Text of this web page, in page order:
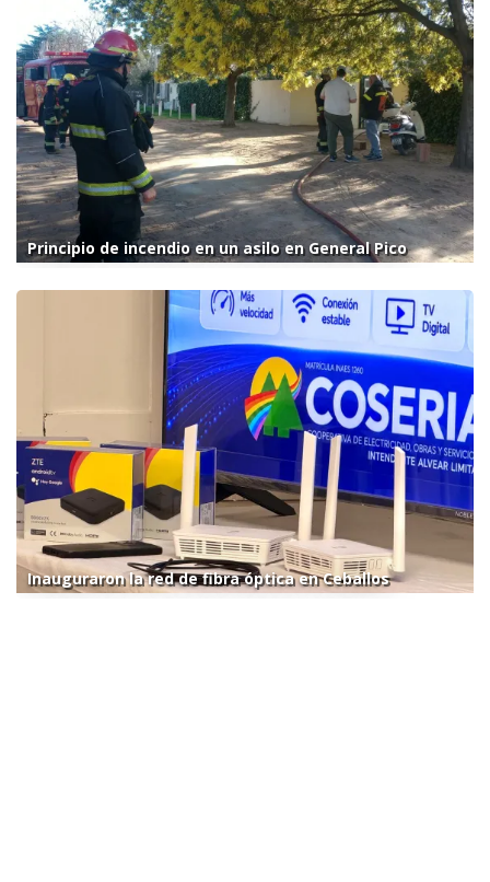
Principio de incendio en un asilo en General Pico
Inauguraron la red de fibra óptica en Ceballos